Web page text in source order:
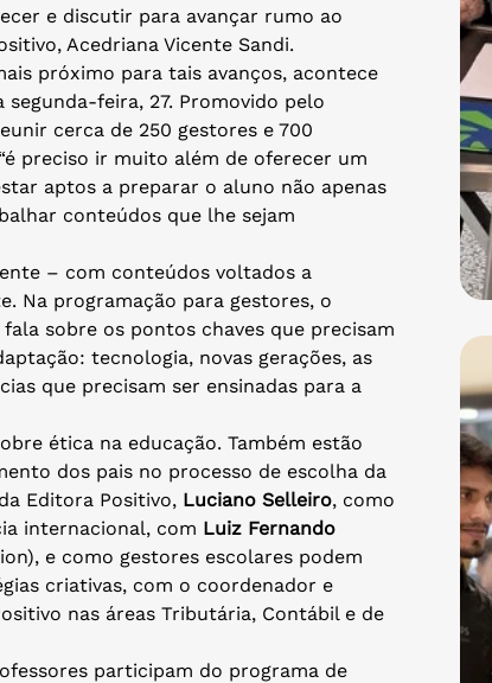
e discutir para avançar rumo ao
Acedriana Vicente Sandi.
próximo para tais avanços, acontece
segunda-feira, 27. Promovido pelo
cerca de 250 gestores e 700
preciso ir muito além de oferecer um
aptos a preparar o aluno não apenas
conteúdos que lhe sejam
– com conteúdos voltados a
Na programação para gestores, o
fala sobre os pontos chaves que precisam
tecnologia, novas gerações, as
que precisam ser ensinadas para a
ética na educação. Também estão
dos pais no processo de escolha da
Editora Positivo, Luciano Selleiro, como
internacional, com Luiz Fernando
e como gestores escolares podem
criativas, com o coordenador e
nas áreas Tributária, Contábil e de
participam do programa de